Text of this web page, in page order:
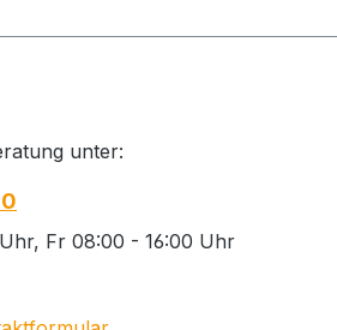
unter:
Fr 08:00 - 16:00 Uhr